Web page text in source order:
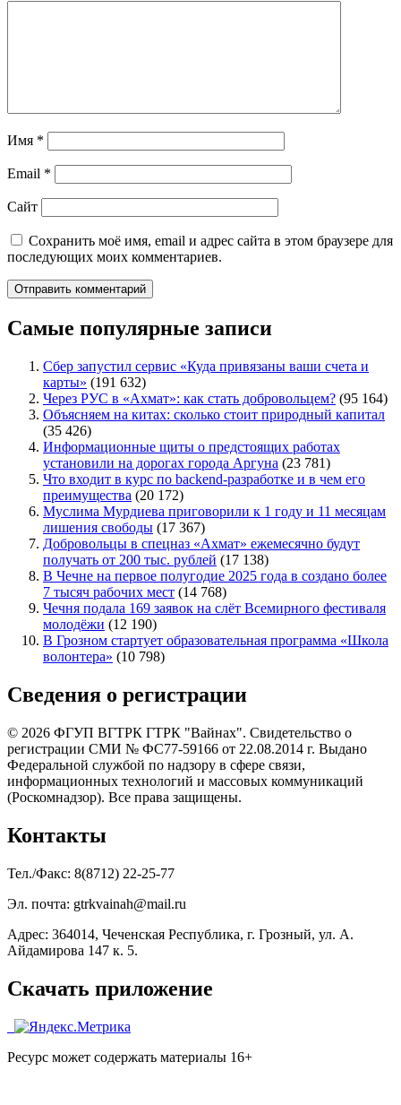
Имя *
Email *
Сайт
Сохранить моё имя, email и адрес сайта в этом браузере для
последующих моих комментариев.
Самые популярные записи
Сбер запустил сервис «Куда привязаны ваши счета и
карты» (191 632)
Через РУС в «Ахмат»: как стать добровольцем? (95 164)
Объясняем на китах: сколько стоит природный капитал
(35 426)
Информационные щиты о предстоящих работах
установили на дорогах города Аргуна (23 781)
Что входит в курс по backend-разработке и в чем его
преимущества (20 172)
Муслима Мурдиева приговорили к 1 году и 11 месяцам
лишения свободы (17 367)
Добровольцы в спецназ «Ахмат» ежемесячно будут
получать от 200 тыс. рублей (17 138)
В Чечне на первое полугодие 2025 года в создано более
7 тысяч рабочих мест (14 768)
Чечня подала 169 заявок на слёт Всемирного фестиваля
молодёжи (12 190)
В Грозном стартует образовательная программа «Школа
волонтера» (10 798)
Сведения о регистрации
© 2026 ФГУП ВГТРК ГТРК "Вайнах". Свидетельство о
регистрации СМИ № ФС77-59166 от 22.08.2014 г. Выдано
Федеральной службой по надзору в сфере связи,
информационных технологий и массовых коммуникаций
(Роскомнадзор). Все права защищены.
Контакты
Тел./Факс: 8(8712) 22-25-77
Эл. почта: gtrkvainah@mail.ru
Адрес: 364014, Чеченская Республика, г. Грозный, ул. А.
Айдамирова 147 к. 5.
Скачать приложение
Ресурс может содержать материалы 16+